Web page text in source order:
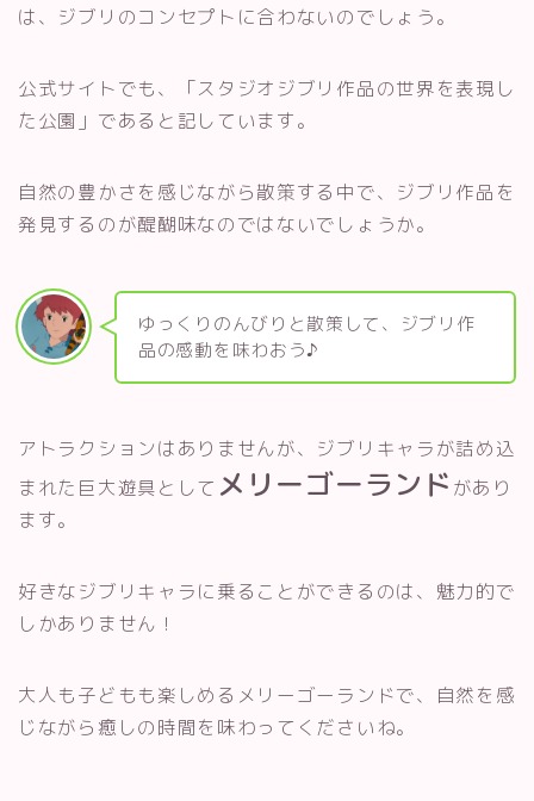
は、ジブリのコンセプトに合わないのでしょう。
公式サイトでも、「スタジオジブリ作品の世界を表現し
た公園」であると記しています。
自然の豊かさを感じながら散策する中で、ジブリ作品を
発見するのが醍醐味なのではないでしょうか。
ゆっくりのんびりと散策して、ジブリ作
品の感動を味わおう♪
アトラクションはありませんが、ジブリキャラが詰め込
まれた巨大遊具として メリーゴーランド があり
ます。
好きなジブリキャラに乗ることができるのは、魅力的で
しかありません！
大人も子どもも楽しめるメリーゴーランドで、自然を感
じながら癒しの時間を味わってくださいね。